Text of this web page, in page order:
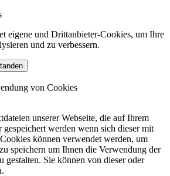
eigene und Drittanbieter-Cookies, um Ihre
und zu verbessern.
von Cookies
unserer Webseite, die auf Ihrem
werden wenn sich dieser mit
können verwendet werden, um
speichern um Ihnen die Verwendung der
gestalten. Sie können von dieser oder